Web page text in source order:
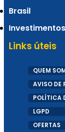
Fire
digitais
Brasil
Investimentos
Links úteis
QUEM
AVISO DE
POLÍTICA
LGPD
OFERTAS